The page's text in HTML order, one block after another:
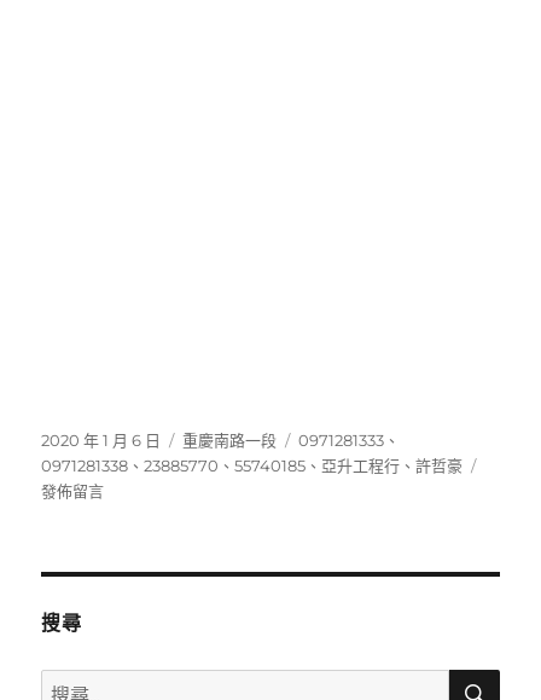
發
佈
日
2020 年 1 月 6 日
分
類
重慶南路一段
標
籤
0971281333 、
0971281338 、23885770 、55740185 、 亞升工程行 、許哲豪
發佈留言
搜尋
搜
搜